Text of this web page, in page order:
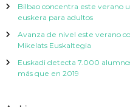
c
i
ó
Bilbao concentra este verano
euskera para adultos
Avanza de nivel este verano
Mikelats Euskaltegia
Euskadi detecta 7.000
más que en 2019